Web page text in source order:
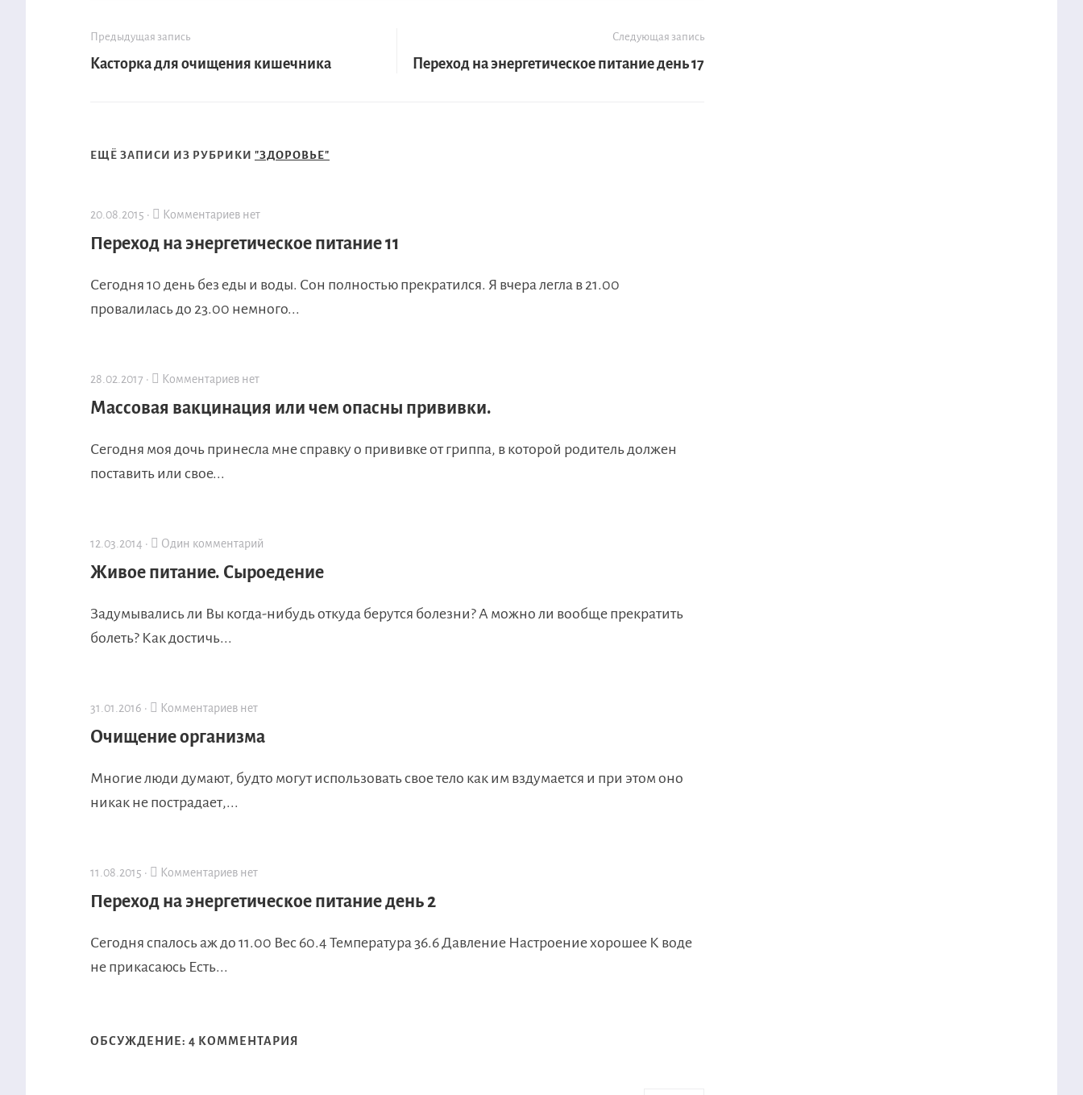
Предыдущая запись
Касторка для очищения кишечника
Следующая запись
Переход на энергетическое питание день 17
ЕЩЁ ЗАПИСИ ИЗ РУБРИКИ "ЗДОРОВЬЕ"
20.08.2015 · Комментариев нет
Переход на энергетическое питание 11
Сегодня 10 день без еды и воды. Сон полностью прекратился. Я вчера легла в 21.00
провалилась до 23.00 немного...
28.02.2017 · Комментариев нет
Массовая вакцинация или чем опасны прививки.
Сегодня моя дочь принесла мне справку о прививке от гриппа, в которой родитель должен
поставить или свое...
12.03.2014 · Один комментарий
Живое питание. Сыроедение
Задумывались ли Вы когда-нибудь откуда берутся болезни? А можно ли вообще прекратить
болеть? Как достичь...
31.01.2016 · Комментариев нет
Очищение организма
Многие люди думают, будто могут использовать свое тело как им вздумается и при этом оно
никак не пострадает,...
11.08.2015 · Комментариев нет
Переход на энергетическое питание день 2
Сегодня спалось аж до 11.00 Вес 60.4 Температура 36.6 Давление Настроение хорошее К воде
не прикасаюсь Есть...
ОБСУЖДЕНИЕ: 4 КОММЕНТАРИЯ